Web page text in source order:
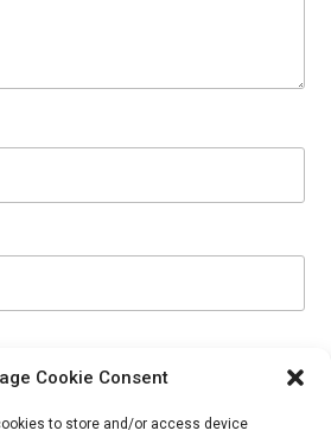
Cookie Consent
to store and/or access device